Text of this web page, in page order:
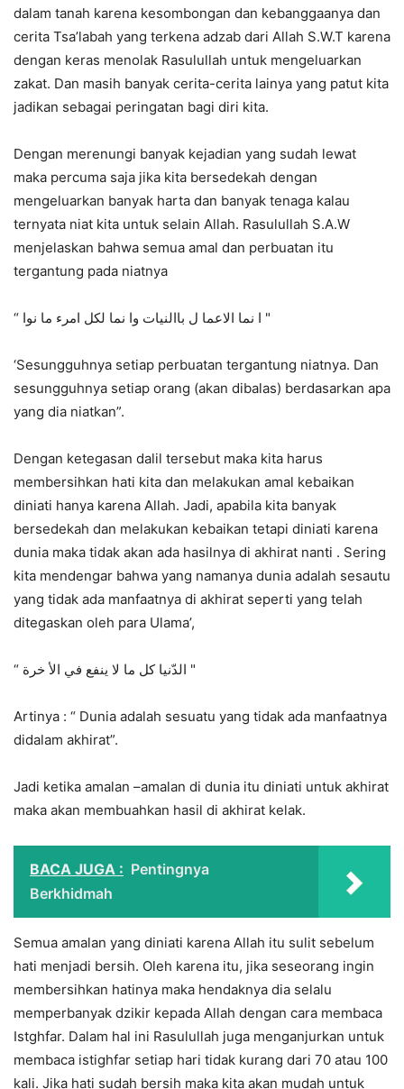
dalam tanah karena kesombongan dan kebanggaanya dan
cerita Tsa’labah yang terkena adzab dari Allah S.W.T karena
dengan keras menolak Rasulullah untuk mengeluarkan
zakat. Dan masih banyak cerita-cerita lainya yang patut kita
jadikan sebagai peringatan bagi diri kita.
Dengan merenungi banyak kejadian yang sudah lewat
maka percuma saja jika kita bersedekah dengan
mengeluarkan banyak harta dan banyak tenaga kalau
ternyata niat kita untuk selain Allah. Rasulullah S.A.W
menjelaskan bahwa semua amal dan perbuatan itu
tergantung pada niatnya
“ ا نما الاعما ل باالنيات وا نما لكل امرء ما نوا "
‘Sesungguhnya setiap perbuatan tergantung niatnya. Dan
sesungguhnya setiap orang (akan dibalas) berdasarkan apa
yang dia niatkan”.
Dengan ketegasan dalil tersebut maka kita harus
membersihkan hati kita dan melakukan amal kebaikan
diniati hanya karena Allah. Jadi, apabila kita banyak
bersedekah dan melakukan kebaikan tetapi diniati karena
dunia maka tidak akan ada hasilnya di akhirat nanti . Sering
kita mendengar bahwa yang namanya dunia adalah sesautu
yang tidak ada manfaatnya di akhirat seperti yang telah
ditegaskan oleh para Ulama’,
“ الدّنيا كل ما لا ينفع في الأ خرة "
Artinya : “ Dunia adalah sesuatu yang tidak ada manfaatnya
didalam akhirat”.
Jadi ketika amalan –amalan di dunia itu diniati untuk akhirat
maka akan membuahkan hasil di akhirat kelak.
BACA JUGA : Pentingnya
Berkhidmah
Semua amalan yang diniati karena Allah itu sulit sebelum
hati menjadi bersih. Oleh karena itu, jika seseorang ingin
membersihkan hatinya maka hendaknya dia selalu
memperbanyak dzikir kepada Allah dengan cara membaca
Istghfar. Dalam hal ini Rasulullah juga menganjurkan untuk
membaca istighfar setiap hari tidak kurang dari 70 atau 100
kali. Jika hati sudah bersih maka kita akan mudah untuk